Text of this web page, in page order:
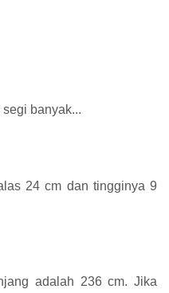
banyak...
24 cm dan tingginya 9
adalah 236 cm. Jika